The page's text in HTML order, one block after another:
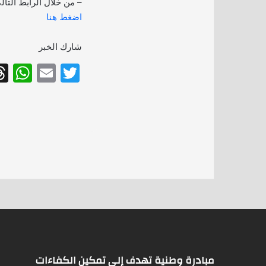
اضغط هنا
شارك الخبر
T
E
W
مبادرة وطنية تهدف إلى تمكين الكفاءات